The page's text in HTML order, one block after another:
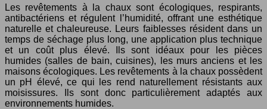
Les revêtements à la chaux sont écologiques, respirants,
antibactériens et régulent l’humidité, offrant une esthétique
naturelle et chaleureuse. Leurs faiblesses résident dans un
temps de séchage plus long, une application plus technique
et un coût plus élevé. Ils sont idéaux pour les pièces
humides (salles de bain, cuisines), les murs anciens et les
maisons écologiques. Les revêtements à la chaux possèdent
un pH élevé, ce qui les rend naturellement résistants aux
moisissures. Ils sont donc particulièrement adaptés aux
environnements humides.